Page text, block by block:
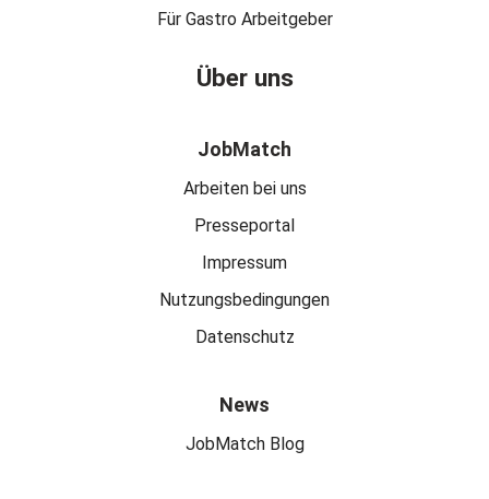
Für Gastro Arbeitgeber
Über uns
JobMatch
Arbeiten bei uns
Presseportal
Impressum
Nutzungsbedingungen
Datenschutz
News
JobMatch Blog